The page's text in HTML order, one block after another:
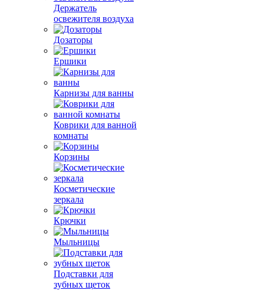
Держатель
освежителя воздуха
Дозаторы
Ершики
Карнизы для ванны
Коврики для ванной
комнаты
Корзины
Косметические
зеркала
Крючки
Мыльницы
Подставки для
зубных щеток